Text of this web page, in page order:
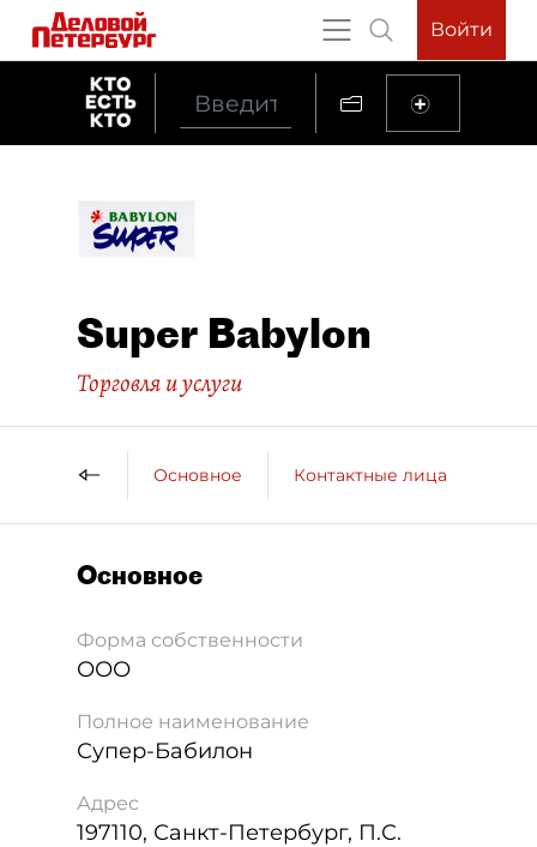
Войти
Super Babylon
Торговля и услуги
Основное Контактные лица
Основное
Форма собственности
ООО
Полное наименование
Супер-Бабилон
Адрес
197110, Санкт-Петербург, П.С.